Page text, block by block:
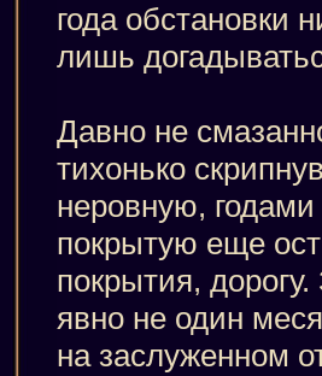
года обстановки
лишь
Давно не
тихонько
неровную,
покрытую еще
покрытия,
явно не один
на заслуженном